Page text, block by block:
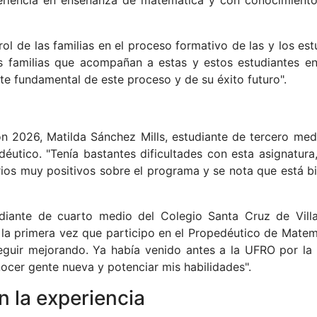
de las familias en el proceso formativo de las y los
familias que acompañan a estas y estos estudiantes
fundamental de este proceso y de su éxito futuro".
2026, Matilda Sánchez Mills, estudiante de tercero
"Tenía bastantes dificultades con esta
muy positivos sobre el programa y se nota que está
de cuarto medio del Colegio Santa Cruz de
primera vez que participo en el Propedéutico de
mejorando. Ya había venido antes a la UFRO por
gente nueva y potenciar mis habilidades".
la experiencia